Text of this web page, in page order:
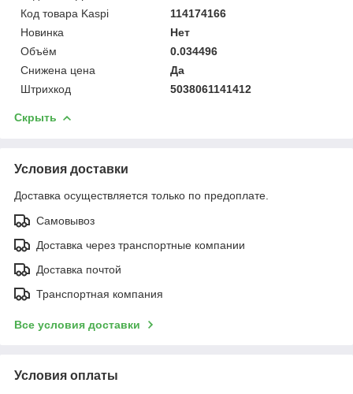
Код товара Kaspi
114174166
Новинка
Нет
Объём
0.034496
Снижена цена
Да
Штрихкод
5038061141412
Скрыть
Условия доставки
Доставка осуществляется только по предоплате.
Самовывоз
Доставка через транспортные компании
Доставка почтой
Транспортная компания
Все условия доставки
Условия оплаты